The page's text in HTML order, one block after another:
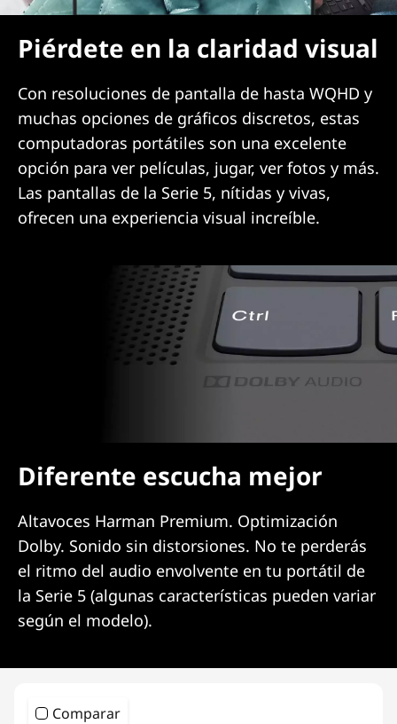
Piérdete en la claridad visual
Con resoluciones de pantalla de hasta WQHD y
muchas opciones de gráficos discretos, estas
computadoras portátiles son una excelente
opción para ver películas, jugar, ver fotos y más.
Las pantallas de la Serie 5, nítidas y vivas,
ofrecen una experiencia visual increíble.
Diferente escucha mejor
Altavoces Harman Premium. Optimización
Dolby. Sonido sin distorsiones. No te perderás
el ritmo del audio envolvente en tu portátil de
la Serie 5 (algunas características pueden variar
según el modelo).
Comparar